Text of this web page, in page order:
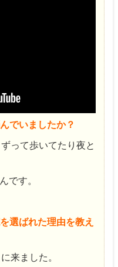
でいましたか？
って歩いてたり夜と
です。
選ばれた理由を教え
来ました。